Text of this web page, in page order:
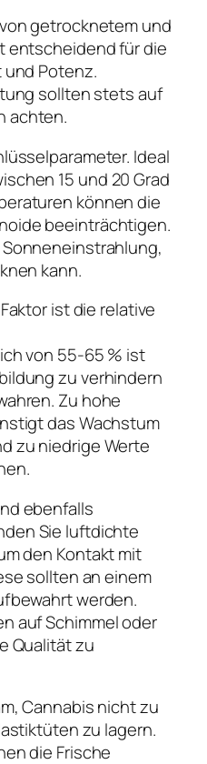
getrocknetem und
entscheidend für die
und Potenz.
sollten stets auf
achten.
Ideal
15 und 20 Grad
können die
beeinträchtigen.
kann.
ist die relative
von 55-65 % ist
zu verhindern
Zu hohe
das Wachstum
zu niedrige Werte
ebenfalls
Sie luftdichte
den Kontakt mit
sollten an einem
werden.
auf Schimmel oder
Qualität zu
Cannabis nicht zu
zu lagern.
die Frische